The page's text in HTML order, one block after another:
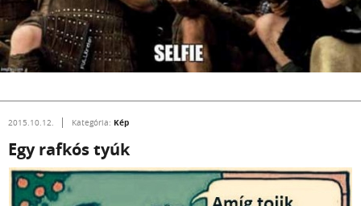
2015.10.12. Kategória: Kép
Egy rafkós tyúk